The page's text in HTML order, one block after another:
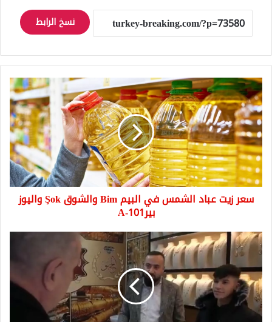
نسخ الرابط
سعر
زيت
عباد
الشمس
في
البيم
Bim
والشوق
Şok
واليوز
سعر زيت عباد الشمس في البيم Bim والشوق Şok واليوز
بيرA-101
ضجة
على
وسائل
الإعلام
التركية
بعد
زيارة